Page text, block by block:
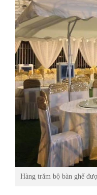
Hàng trăm bộ bàn ghế